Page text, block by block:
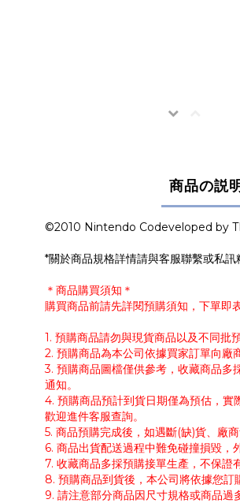
商品の説明
©2010 Nintendo Codeveloped by
*關於商品規格詳情請與客服聯繫或私訊
＊商品購買須知＊
購買商品前請先詳閱預購須知，下單即
1. 預購商品請勿與現貨商品以及不同批
2. 預購商品為本公司依據買家訂單向廠
3. 預購商品圖檔僅供參考，收藏商品
通知。
4. 預購商品預計到貨日期僅為預估，實
歡迎進件客服查詢。
5. 商品預購完成後，如遇斷(缺)貨、廠
6. 商品出貨配送過程中難免碰撞損毀，
7. 收藏商品多採預購接單生產，不保證
8. 預購商品到貨後，本公司將依據您訂
9. 請注意部分商品因尺寸規格或商品過